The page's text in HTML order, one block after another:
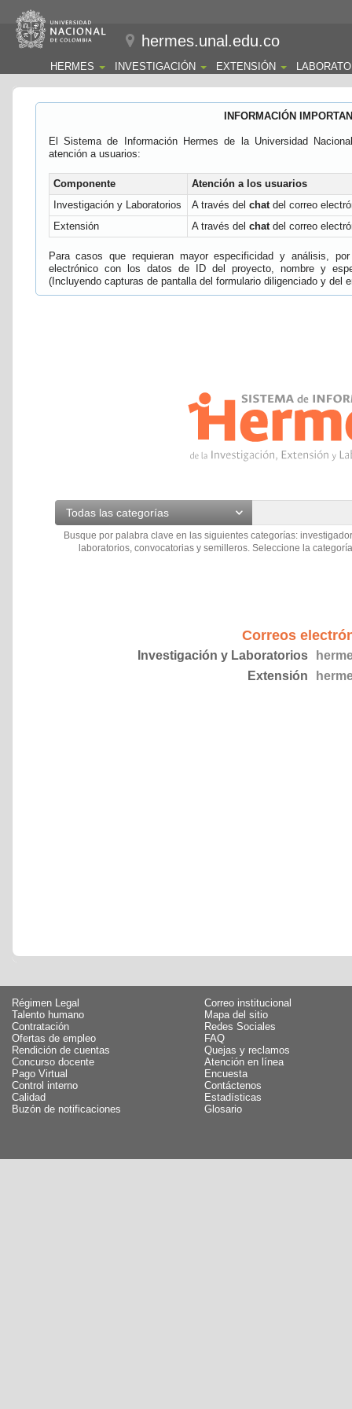
hermes.unal.edu.co
HERMES INVESTIGACIÓN EXTENSIÓN
INFORMACIÓN
El Sistema de Información Hermes de la Universidad
atención a usuarios:
Componente
Atención a los usuarios
Investigación y Laboratorios
A través del chatdel correo
Extensión
A través del chatdel correo
Para casos que requieran mayor especificidad y análisis,
electrónico con los datos de ID del proyecto, nombre y
(Incluyendo capturas de pantalla del formulario diligenciado y del
Todas las categorías
Busque por palabra clave en las siguientes categorías:
laboratorios, convocatorias y semilleros. Seleccione la
Correos
Investigación y Laboratorios
Extensión
Régimen Legal
Talento humano
Contratación
Ofertas de empleo
Rendición de cuentas
Concurso docente
Pago Virtual
Control interno
Calidad
Buzón de notificaciones
Correo institucional
Mapa del sitio
Redes Sociales
FAQ
Quejas y reclamos
Atención en línea
Encuesta
Contáctenos
Estadísticas
Glosario